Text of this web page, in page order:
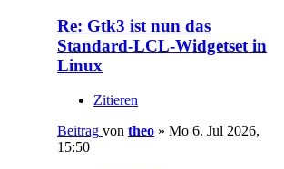
Re: Gtk3 ist nun das
Standard-LCL-Widgetset in
Linux
Zitieren
Beitrag von theo » Mo 6. Jul 2026,
15:50